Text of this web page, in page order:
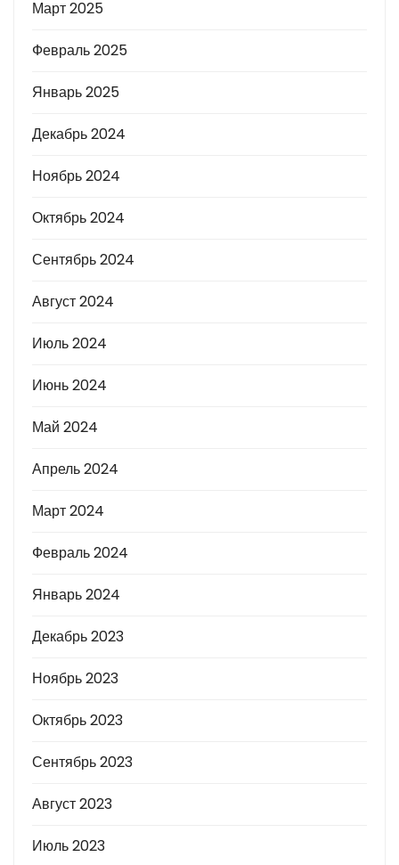
Март 2025
Февраль 2025
Январь 2025
Декабрь 2024
Ноябрь 2024
Октябрь 2024
Сентябрь 2024
Август 2024
Июль 2024
Июнь 2024
Май 2024
Апрель 2024
Март 2024
Февраль 2024
Январь 2024
Декабрь 2023
Ноябрь 2023
Октябрь 2023
Сентябрь 2023
Август 2023
Июль 2023